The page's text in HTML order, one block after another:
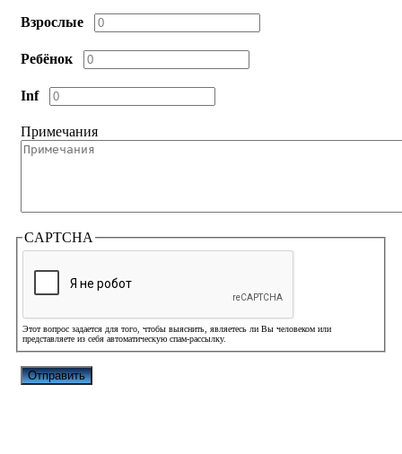
Взрослые
Ребёнок
Inf
Примечания
CAPTCHA
Этот вопрос задается для того, чтобы выяснить, являетесь ли Вы человеком или
представляете из себя автоматическую спам-рассылку.